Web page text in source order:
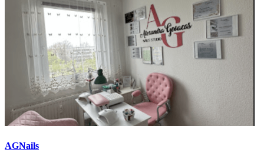
AGNails